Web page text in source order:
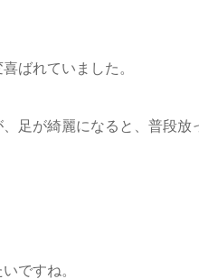
ばれていました。
足が綺麗になると、普段
ですね。